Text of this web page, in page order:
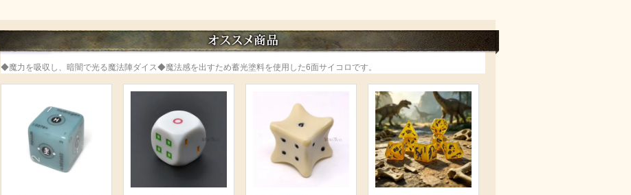
◆魔力を吸収し、暗闇で光る魔法陣ダイス◆魔法感を出すため蓄光塗料を使用した6面サイコロです。